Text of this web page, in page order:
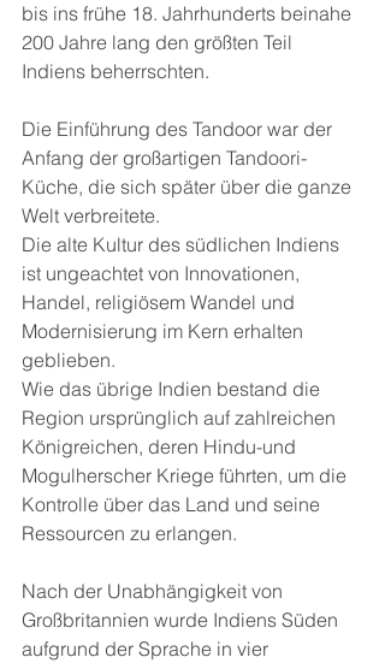
bis ins frühe 18. Jahrhunderts beinahe
200 Jahre lang den größten Teil
Indiens beherrschten.
Die Einführung des Tandoor war der
Anfang der großartigen Tandoori-
Küche, die sich später über die ganze
Welt verbreitete.
Die alte Kultur des südlichen Indiens
ist ungeachtet von Innovationen,
Handel, religiösem Wandel und
Modernisierung im Kern erhalten
geblieben.
Wie das übrige Indien bestand die
Region ursprünglich auf zahlreichen
Königreichen, deren Hindu-und
Mogulherscher Kriege führten, um die
Kontrolle über das Land und seine
Ressourcen zu erlangen.
Nach der Unabhängigkeit von
Großbritannien wurde Indiens Süden
aufgrund der Sprache in vier